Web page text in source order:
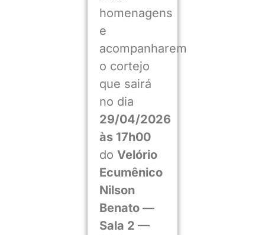
homenagens
e
acompanharem
o cortejo
que sairá
no dia
29/04/2026
às 17h00
do Velório
Ecumênico
Nilson
Benato —
Sala 2 —